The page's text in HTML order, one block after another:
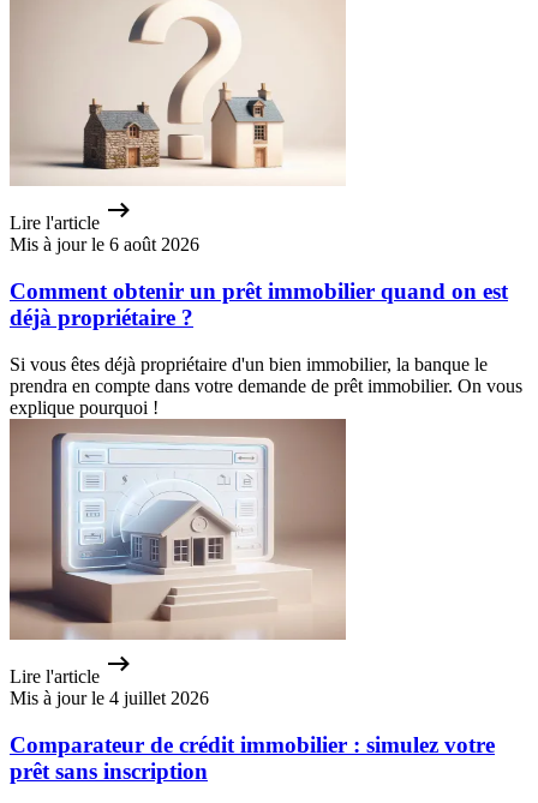
Lire l'article
Mis à jour le 6 août 2026
Comment obtenir un prêt immobilier quand on est
déjà propriétaire ?
Si vous êtes déjà propriétaire d'un bien immobilier, la banque le
prendra en compte dans votre demande de prêt immobilier. On vous
explique pourquoi !
Lire l'article
Mis à jour le 4 juillet 2026
Comparateur de crédit immobilier : simulez votre
prêt sans inscription